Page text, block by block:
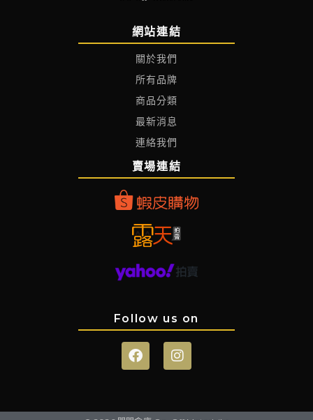
網站連結
關於我們
所有品牌
商品分類
最新消息
連絡我們
賣場連結
Follow us on